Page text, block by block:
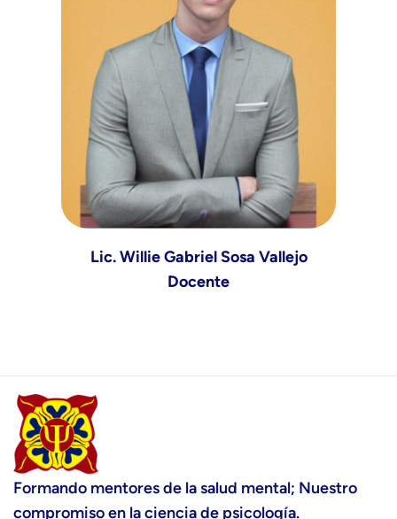
Lic. Willie Gabriel Sosa Vallejo
Docente
Formando mentores de la salud mental; Nuestro
compromiso en la ciencia de psicología.